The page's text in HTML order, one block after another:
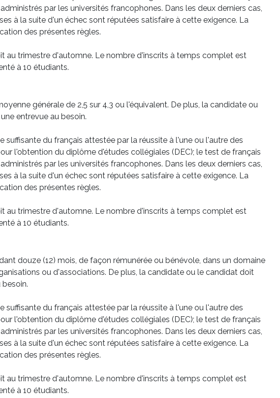
par les universités francophones. Dans les deux derniers cas,
à la suite d'un échec sont réputées satisfaire à cette exigence. La
des présentes règles.
au trimestre d'automne. Le nombre d'inscrits à temps complet est
à 10 étudiants.
générale de 2,5 sur 4,3 ou l'équivalent. De plus, la candidate ou
entrevue au besoin.
du français attestée par la réussite à l'une ou l'autre des
l'obtention du diplôme d'études collégiales (DEC); le test de français
par les universités francophones. Dans les deux derniers cas,
à la suite d'un échec sont réputées satisfaire à cette exigence. La
des présentes règles.
au trimestre d'automne. Le nombre d'inscrits à temps complet est
à 10 étudiants.
douze (12) mois, de façon rémunérée ou bénévole, dans un domaine
ou d'associations. De plus, la candidate ou le candidat doit
du français attestée par la réussite à l'une ou l'autre des
l'obtention du diplôme d'études collégiales (DEC); le test de français
par les universités francophones. Dans les deux derniers cas,
à la suite d'un échec sont réputées satisfaire à cette exigence. La
des présentes règles.
au trimestre d'automne. Le nombre d'inscrits à temps complet est
à 10 étudiants.